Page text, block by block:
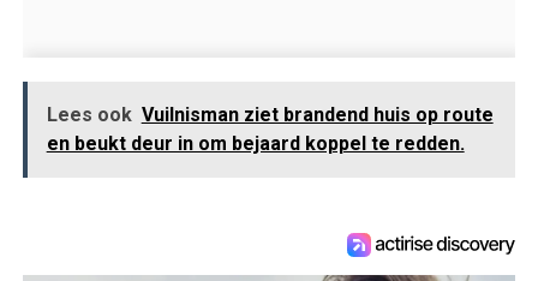
Lees ook Vuilnisman ziet brandend huis op route
en beukt deur in om bejaard koppel te redden.